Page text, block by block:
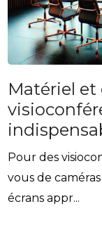
Matériel
Pour des
vous de
écrans appr...